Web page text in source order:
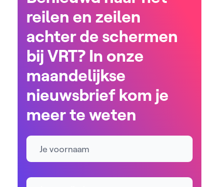
reilen en zeilen
achter de schermen
bij VRT? In onze
maandelijkse
nieuwsbrief kom je
meer te weten
Naam
E-mailadres *